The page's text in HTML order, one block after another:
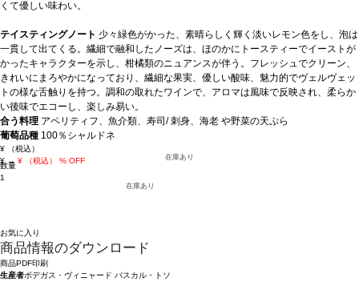
くて優しい味わい。
テイスティングノート 少々緑色がかった、素晴らしく輝く淡いレモン色をし、泡は
一貫して出てくる。繊細で融和したノーズは、ほのかにトースティーでイーストが
かったキャラクターを示し、柑橘類のニュアンスが伴う。フレッシュでクリーン、
きれいにまろやかになっており、繊細な果実、優しい酸味、魅力的でヴェルヴェッ
トの様な舌触りを持つ。調和の取れたワインで、アロマは風味で反映され、柔らか
い後味でエコーし、楽しみ易い。
合う料理 アペリティフ、魚介類、寿司/ 刺身、海老 や野菜の天ぷら
葡萄品種 100％シャルドネ
¥
（税込）
¥ → ¥ （税込） % OFF 在庫あり
数量
1
在庫あり
お気に入り
商品情報のダウンロード
商品PDF印刷
生産者ボデガス・ヴィニャード パスカル・トソ